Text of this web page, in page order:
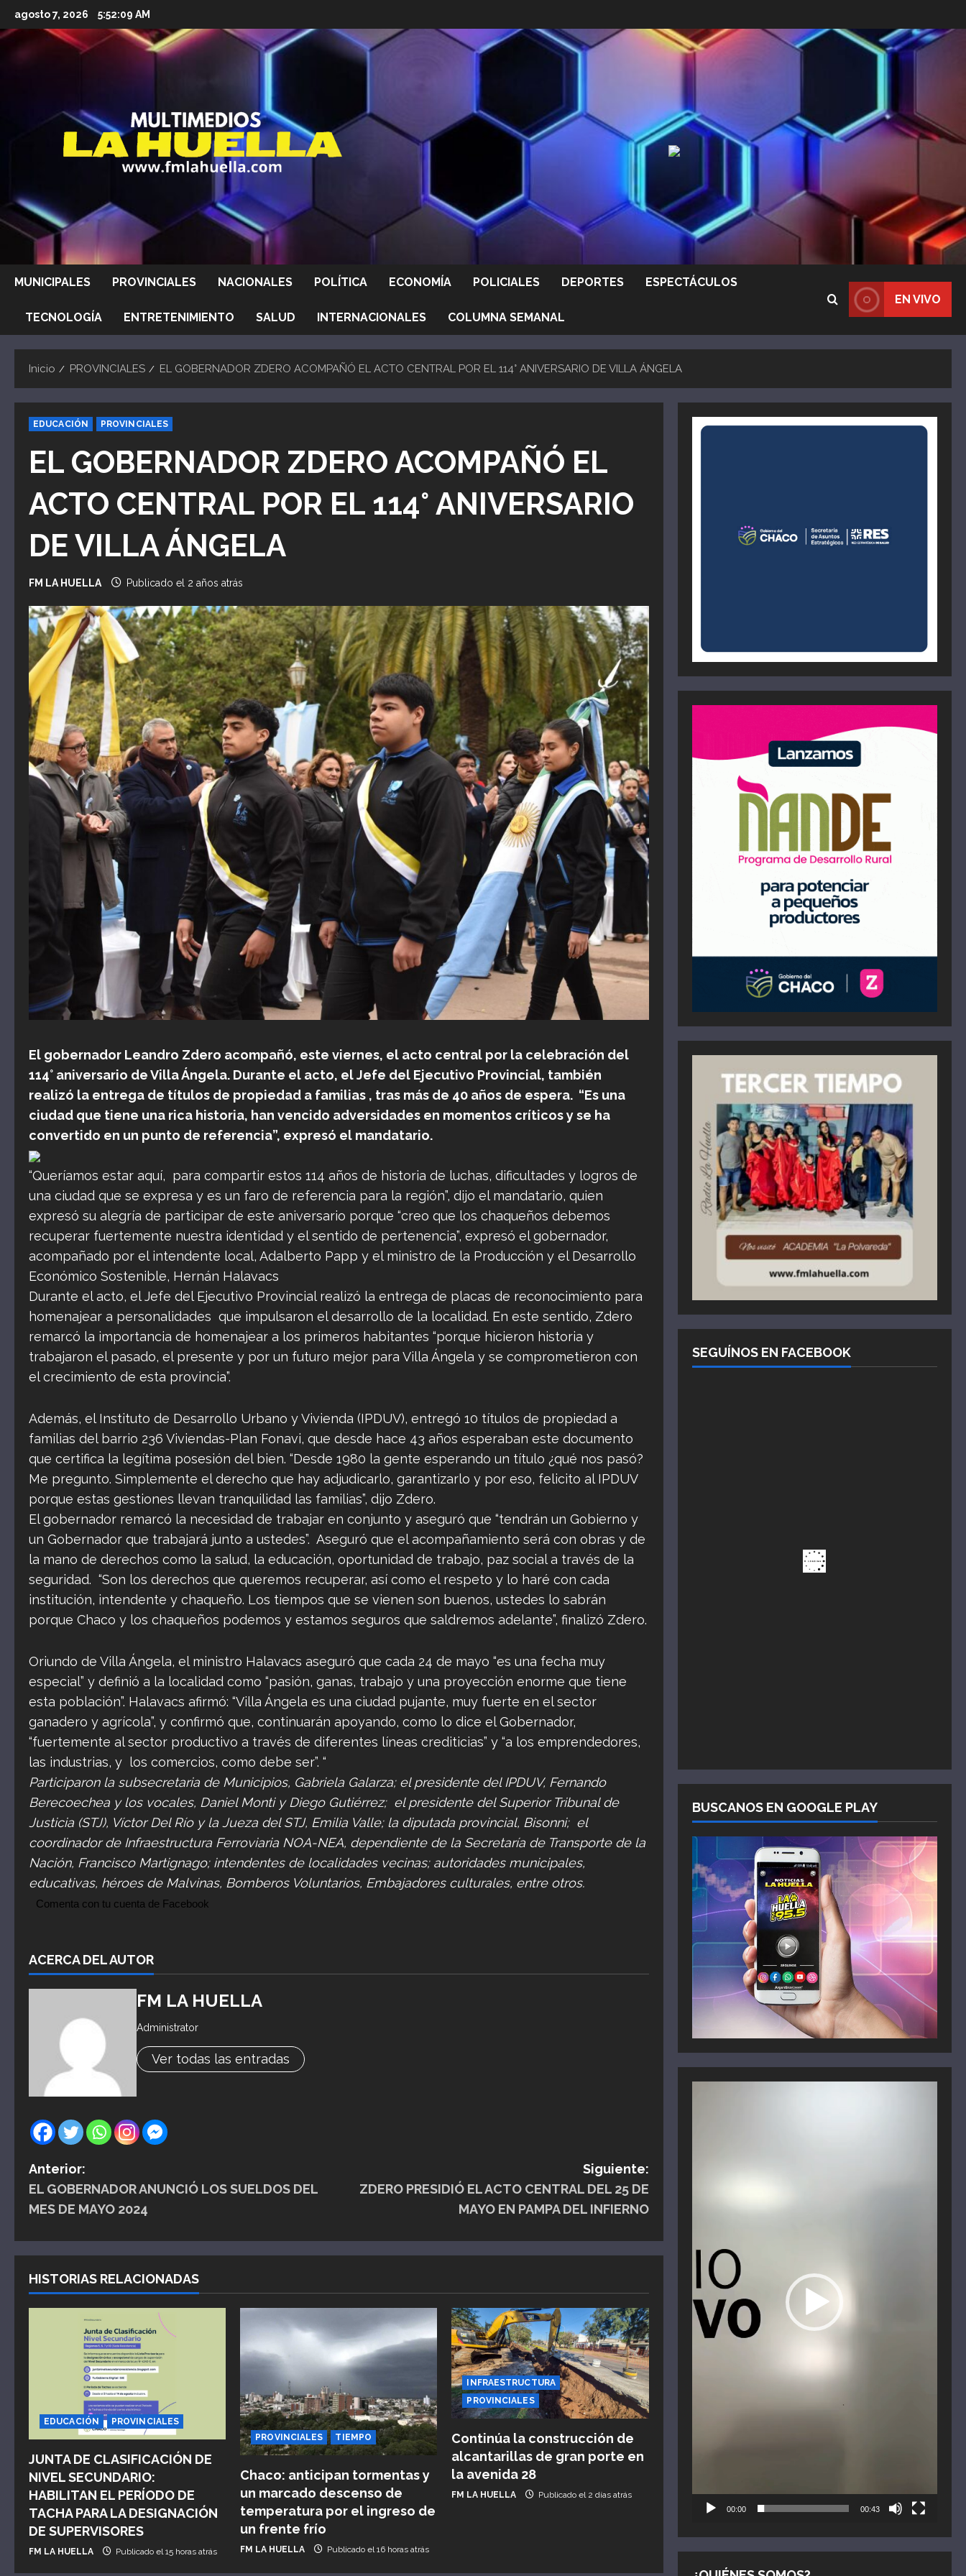
al
agosto 7, 2026 5:52:11 AM
MUNICIPALES PROVINCIALES NACIONALES POLÍTICA ECONOMÍA POLICIALES DEPORTES ESPECTÁCULOS
TECNOLOGÍA ENTRETENIMIENTO SALUD INTERNACIONALES COLUMNA SEMANAL
EN VIVO
Inicio PROVINCIALES EL GOBERNADOR ZDERO ACOMPAÑÓ EL ACTO CENTRAL POR EL 114° ANIVERSARIO DE VILLA ÁNGELA
EDUCACIÓN PROVINCIALES
EL GOBERNADOR ZDERO ACOMPAÑÓ EL
ACTO CENTRAL POR EL 114° ANIVERSARIO
DE VILLA ÁNGELA
FM LA HUELLA Publicado el 2 años atrás
El gobernador Leandro Zdero acompañó, este viernes, el acto central por la celebración del
114° aniversario de Villa Ángela. Durante el acto, el Jefe del Ejecutivo Provincial, también
realizó la entrega de títulos de propiedad a familias , tras más de 40 años de espera. “Es una
ciudad que tiene una rica historia, han vencido adversidades en momentos críticos y se ha
convertido en un punto de referencia”, expresó el mandatario.
“Queríamos estar aquí, para compartir estos 114 años de historia de luchas, dificultades y logros de
una ciudad que se expresa y es un faro de referencia para la región”, dijo el mandatario, quien
expresó su alegría de participar de este aniversario porque “creo que los chaqueños debemos
recuperar fuertemente nuestra identidad y el sentido de pertenencia”, expresó el gobernador,
acompañado por el intendente local, Adalberto Papp y el ministro de la Producción y el Desarrollo
Económico Sostenible, Hernán Halavacs
Durante el acto, el Jefe del Ejecutivo Provincial realizó la entrega de placas de reconocimiento para
homenajear a personalidades que impulsaron el desarrollo de la localidad. En este sentido, Zdero
remarcó la importancia de homenajear a los primeros habitantes “porque hicieron historia y
trabajaron el pasado, el presente y por un futuro mejor para Villa Ángela y se comprometieron con
el crecimiento de esta provincia”.
Además, el Instituto de Desarrollo Urbano y Vivienda (IPDUV), entregó 10 títulos de propiedad a
familias del barrio 236 Viviendas-Plan Fonavi, que desde hace 43 años esperaban este documento
que certifica la legítima posesión del bien. “Desde 1980 la gente esperando un título ¿qué nos pasó?
Me pregunto. Simplemente el derecho que hay adjudicarlo, garantizarlo y por eso, felicito al IPDUV
porque estas gestiones llevan tranquilidad las familias”, dijo Zdero.
El gobernador remarcó la necesidad de trabajar en conjunto y aseguró que “tendrán un Gobierno y
un Gobernador que trabajará junto a ustedes”. Aseguró que el acompañamiento será con obras y de
la mano de derechos como la salud, la educación, oportunidad de trabajo, paz social a través de la
seguridad. “Son los derechos que queremos recuperar, así como el respeto y lo haré con cada
institución, intendente y chaqueño. Los tiempos que se vienen son buenos, ustedes lo sabrán
porque Chaco y los chaqueños podemos y estamos seguros que saldremos adelante”, finalizó Zdero.
Oriundo de Villa Ángela, el ministro Halavacs aseguró que cada 24 de mayo “es una fecha muy
especial” y definió a la localidad como “pasión, ganas, trabajo y una proyección enorme que tiene
esta población”. Halavacs afirmó: “Villa Ángela es una ciudad pujante, muy fuerte en el sector
ganadero y agrícola”, y confirmó que, continuarán apoyando, como lo dice el Gobernador,
“fuertemente al sector productivo a través de diferentes líneas crediticias” y “a los emprendedores,
las industrias, y los comercios, como debe ser”. “
Participaron la subsecretaria de Municipios, Gabriela Galarza; el presidente del IPDUV, Fernando
Berecoechea y los vocales, Daniel Monti y Diego Gutiérrez; el presidente del Superior Tribunal de
Justicia (STJ), Víctor Del Río y la Jueza del STJ, Emilia Valle; la diputada provincial, Bisonni; el
coordinador de Infraestructura Ferroviaria NOA-NEA, dependiente de la Secretaría de Transporte de la
Nación, Francisco Martignago; intendentes de localidades vecinas; autoridades municipales,
educativas, héroes de Malvinas, Bomberos Voluntarios, Embajadores culturales, entre otros.
Comenta con tu cuenta de Facebook
ACERCA DEL AUTOR
FM LA HUELLA
Administrator
Ver todas las entradas
N
a
e
g
ó
n
d
e
e
Anterior:
EL GOBERNADOR ANUNCIÓ LOS SUELDOS DEL
MES DE MAYO 2024
Siguiente:
ZDERO PRESIDIÓ EL ACTO CENTRAL DEL 25 DE
MAYO EN PAMPA DEL INFIERNO
HISTORIAS RELACIONADAS
EDUCACIÓN PROVINCIALES
JUNTA DE CLASIFICACIÓN DE
NIVEL SECUNDARIO:
HABILITAN EL PERÍODO DE
TACHA PARA LA DESIGNACIÓN
DE SUPERVISORES
FM LA HUELLA Publicado el 15 horas atrás
PROVINCIALES TIEMPO
Chaco: anticipan tormentas y
un marcado descenso de
temperatura por el ingreso de
un frente frío
FM LA HUELLA Publicado el 16 horas atrás
INFRAESTRUCTURA
PROVINCIALES
Continúa la construcción de
alcantarillas de gran porte en
la avenida 28
FM LA HUELLA Publicado el 2 días atrás
SEGUÍNOS EN FACEBOOK
BUSCANOS EN GOOGLE PLAY
00:00 00:43